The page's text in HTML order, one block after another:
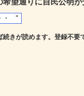
希望通りに自民公明
続きが読めます。登録不要